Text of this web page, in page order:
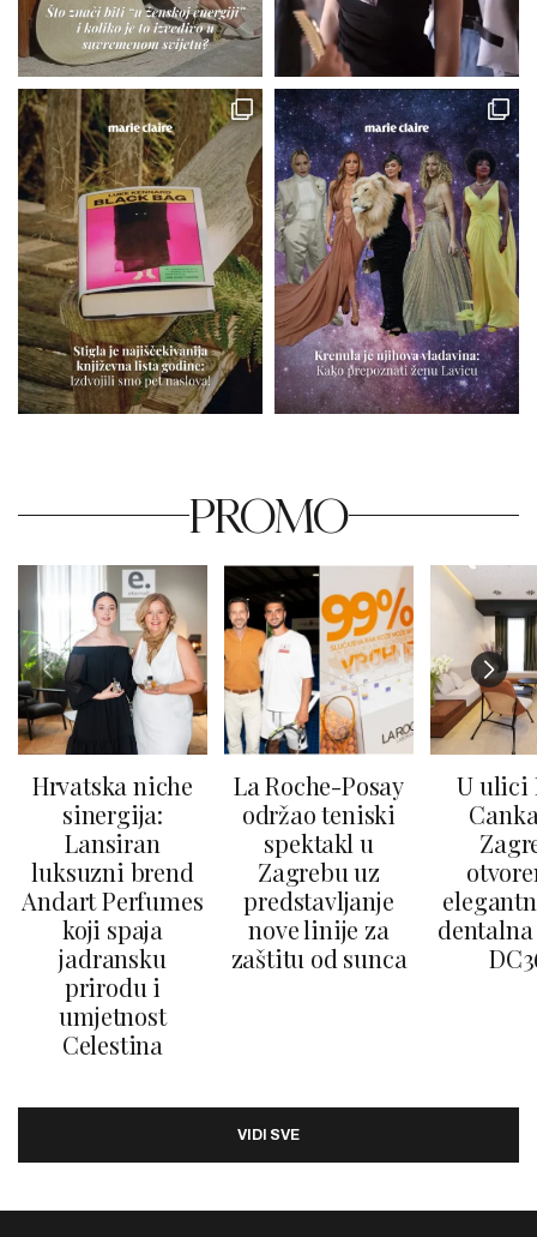
PROMO
Hrvatska niche
sinergija:
Lansiran
luksuzni brend
Andart Perfumes
koji spaja
jadransku
prirodu i
umjetnost
Celestina
La Roche-Posay
održao teniski
spektakl u
Zagrebu uz
predstavljanje
nove linije za
zaštitu od sunca
U ulici
VIDI SVE